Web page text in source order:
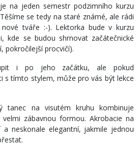
na jeden semestr podzimního kurzu
se tedy na staré známé, ale rádi
tváře :-). Lektorka bude v kurzu
kde se budou shrnovat začátečnické
pokročilejší procvičí).
i po jeho začátku, ale pokud
s tímto stylem, může pro vás být lekce
tanec na visutém kruhu kombinuje
zábavnou formou. Akrobacie na
neskonale elegantní, jakmile jednou